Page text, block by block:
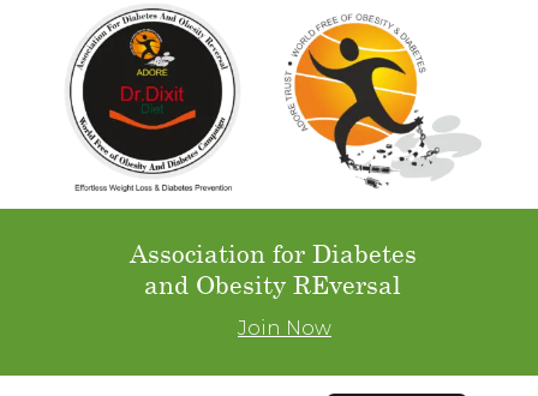
Association for Diabetes
and Obesity REversal
Join Now